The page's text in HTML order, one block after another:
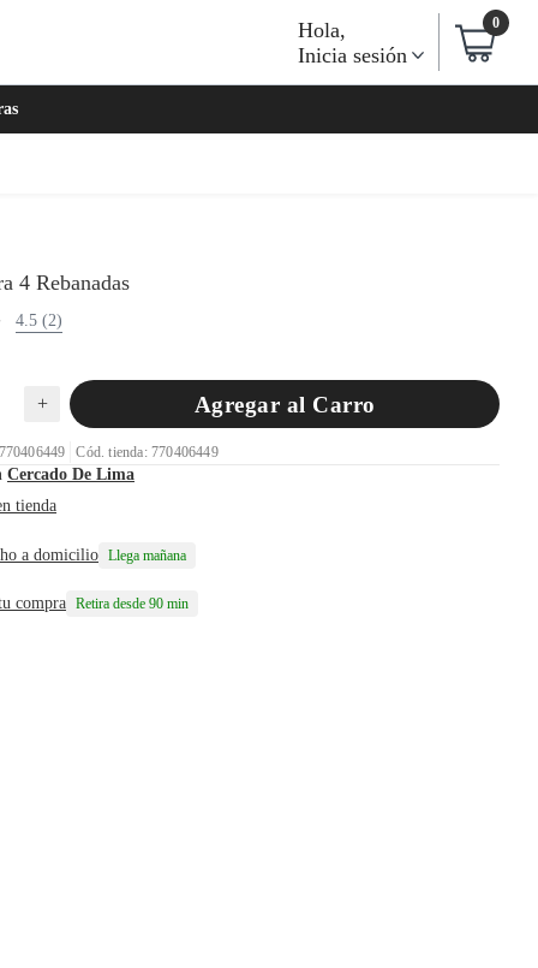
Hola,
Inicia sesión
0
4 Rebanadas
4.5 (2)
+ Agregar al Carro
Cód. tienda: 770406449
Cercado De Lima
tienda
a domicilio Llega mañana
compra Retira desde 90 min